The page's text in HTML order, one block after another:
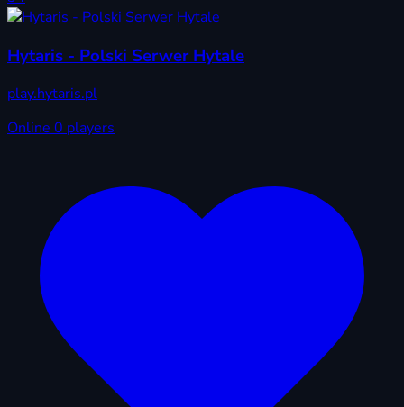
Hytaris - Polski Serwer Hytale
play.hytaris.pl
Online 0 players